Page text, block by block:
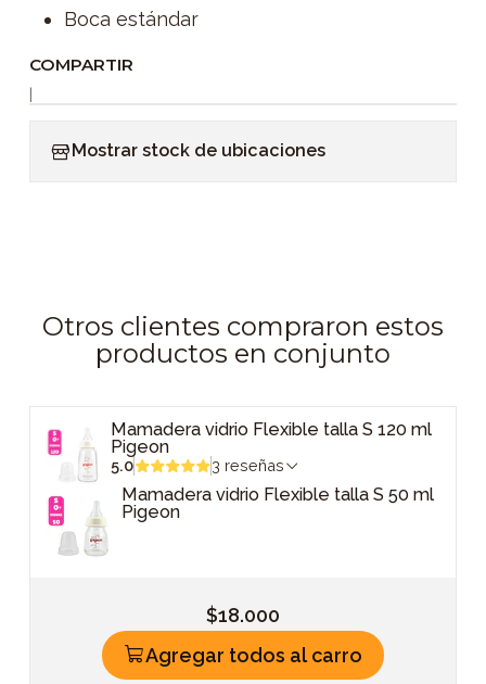
Boca estándar
COMPARTIR
Mostrar stock de ubicaciones
Otros clientes compraron estos
productos en conjunto
Mamadera vidrio Flexible talla S 120 ml
Pigeon
5.0 3 reseñas
Mamadera vidrio Flexible talla S 50 ml
Pigeon
$18.000
Agregar todos al carro